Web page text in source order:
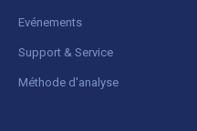
Evénements
Support & Service
Méthode d'analyse